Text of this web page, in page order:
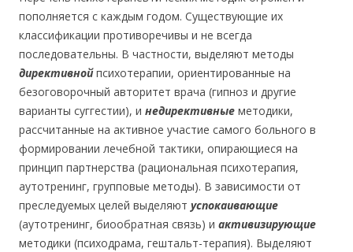
пополняется с каждым годом. Существующие их
классификации противоречивы и не всегда
последовательны. В частности, выделяют методы
директивнойпсихотерапии, ориентированные на
безоговорочный авторитет врача (гипноз и другие
варианты суггестии), и недирективные методики,
рассчитанные на активное участие самого больного в
формировании лечебной тактики, опирающиеся на
принцип партнерства (рациональная психотерапия,
аутотренинг, групповые методы). В зависимости от
преследуемых целей выделяют успокаивающие
(аутотренинг, биообратная связь) и активизирующие
методики (психодрама, гештальт-терапия). Выделяют